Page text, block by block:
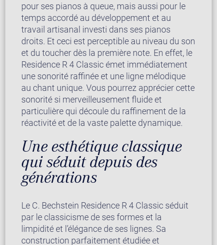
pour ses pianos à queue, mais aussi pour le
temps accordé au développement et au
travail artisanal investi dans ses pianos
droits. Et ceci est perceptible au niveau du son
et du toucher dès la première note. En effet, le
Residence R 4 Classic émet immédiatement
une sonorité raffinée et une ligne mélodique
au chant unique. Vous pourrez apprécier cette
sonorité si merveilleusement fluide et
particulière qui découle du raffinement de la
réactivité et de la vaste palette dynamique.
Une esthétique classique
qui séduit depuis des
générations
Le C. Bechstein Residence R 4 Classic séduit
par le classicisme de ses formes et la
limpidité et l’élégance de ses lignes. Sa
construction parfaitement étudiée et